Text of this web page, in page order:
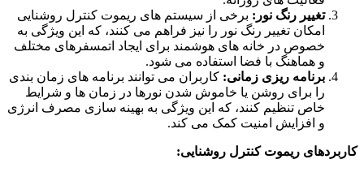
تغییر رنگ نور: برخی از سیستم‌ های ریموت کنترل روشنایی
امکان تغییر رنگ نور را نیز فراهم می‌ کنند، که این ویژگی به
خصوص در خانه‌ های هوشمند برای ایجاد اتمسفرهای مختلف
و هماهنگ با فضا استفاده می‌ شود.
برنامه‌ ریزی زمانی: کاربران می‌ توانند برنامه‌ های زمان بندی
را برای روشن یا خاموش شدن نورها در زمان‌ ها و شرایط
خاص تنظیم کنند، که این ویژگی به بهینه‌ سازی مصرف انرژی
و افزایش امنیت کمک می‌ کند.
کاربردهای ریموت کنترل روشنایی: